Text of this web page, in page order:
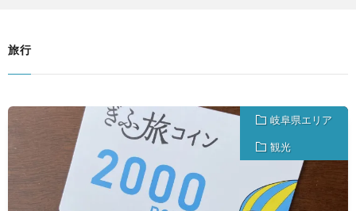
旅行
岐阜県エリア
観光